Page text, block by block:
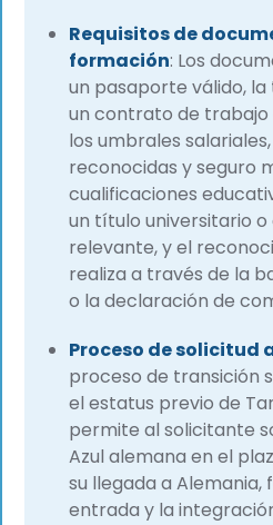
Requisitos de
formación: Los
un pasaporte válido, la
un contrato de
los umbrales
reconocidas y seguro
cualificaciones
un título universitario
relevante, y el
realiza a través de la
o la declaración de
Proceso de solicitud
proceso de transición
el estatus previo de
permite al solicitante
Azul alemana en el
su llegada a Alemania,
entrada y la